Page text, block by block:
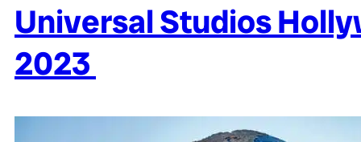
Universal Studios
2023